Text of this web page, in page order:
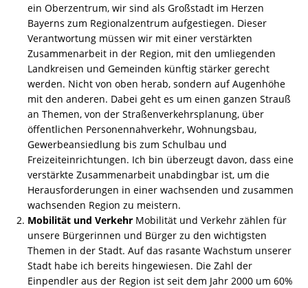
ein Oberzentrum, wir sind als Großstadt im Herzen
Bayerns zum Regionalzentrum aufgestiegen. Dieser
Verantwortung müssen wir mit einer verstärkten
Zusammenarbeit in der Region, mit den umliegenden
Landkreisen und Gemeinden künftig stärker gerecht
werden. Nicht von oben herab, sondern auf Augenhöhe
mit den anderen. Dabei geht es um einen ganzen Strauß
an Themen, von der Straßenverkehrsplanung, über
öffentlichen Personennahverkehr, Wohnungsbau,
Gewerbeansiedlung bis zum Schulbau und
Freizeiteinrichtungen. Ich bin überzeugt davon, dass eine
verstärkte Zusammenarbeit unabdingbar ist, um die
Herausforderungen in einer wachsenden und zusammen
wachsenden Region zu meistern.
Mobilität und Verkehr Mobilität und Verkehr zählen für
unsere Bürgerinnen und Bürger zu den wichtigsten
Themen in der Stadt. Auf das rasante Wachstum unserer
Stadt habe ich bereits hingewiesen. Die Zahl der
Einpendler aus der Region ist seit dem Jahr 2000 um 60%